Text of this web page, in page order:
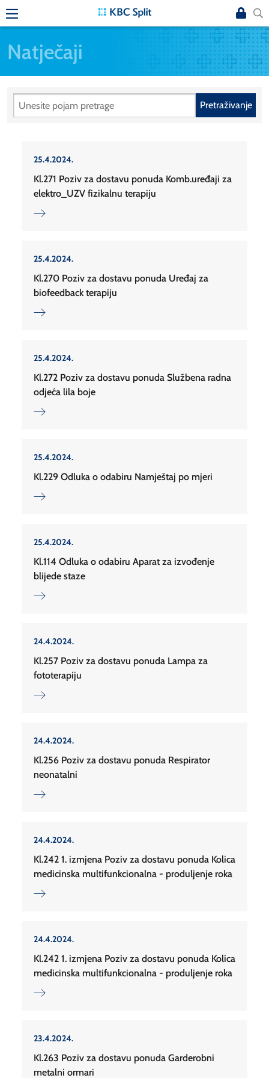
Natječaji
Pretraživanje
25.4.2024.
Kl.271 Poziv za dostavu ponuda Komb.uređaji za
elektro_UZV fizikalnu terapiju
25.4.2024.
Kl.270 Poziv za dostavu ponuda Uređaj za
biofeedback terapiju
25.4.2024.
Kl.272 Poziv za dostavu ponuda Službena radna
odjeća lila boje
25.4.2024.
Kl.229 Odluka o odabiru Namještaj po mjeri
25.4.2024.
Kl.114 Odluka o odabiru Aparat za izvođenje
blijede staze
24.4.2024.
Kl.257 Poziv za dostavu ponuda Lampa za
fototerapiju
24.4.2024.
Kl.256 Poziv za dostavu ponuda Respirator
neonatalni
24.4.2024.
Kl.242 1. izmjena Poziv za dostavu ponuda Kolica
medicinska multifunkcionalna - produljenje roka
24.4.2024.
Kl.242 1. izmjena Poziv za dostavu ponuda Kolica
medicinska multifunkcionalna - produljenje roka
23.4.2024.
Kl.263 Poziv za dostavu ponuda Garderobni
metalni ormari